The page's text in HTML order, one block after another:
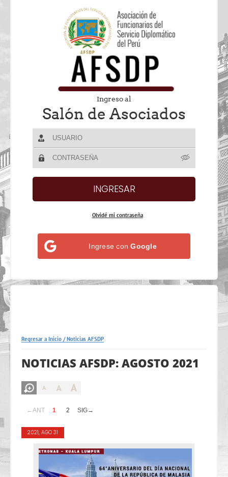
Ingreso al
Salón de Asociados
Olvidé mi contraseña
Ingrese conGoogle
Regresar a Inicio /Noticias AFSDP
NOTICIAS AFSDP: AGOSTO 2021
A A A
←ANT 1 2 SIG→
2021, AGO 31